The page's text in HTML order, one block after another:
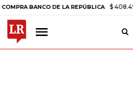
DE LA REPÚBLICA $ 408.498,97 +$